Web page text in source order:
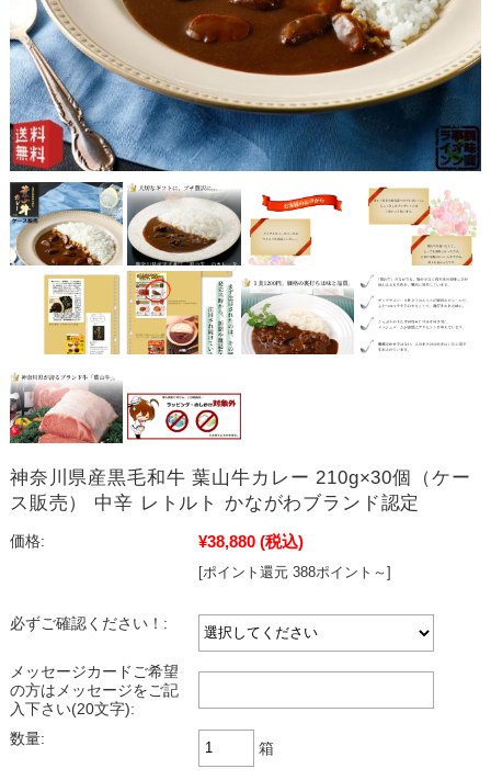
神奈川県産黒毛和牛 葉山牛カレー 210g×30個（ケー
ス販売） 中辛 レトルト かながわブランド認定
価格: ¥38,880 (税込)
[ポイント還元 388ポイント～]
必ずご確認ください！:
メッセージカードご希望
の方はメッセージをご記
入下さい(20文字):
数量:
箱